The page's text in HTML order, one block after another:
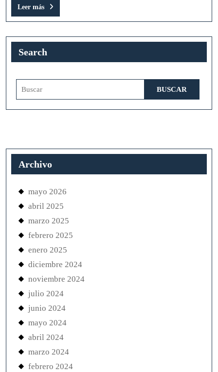
Leer más
más
Search
Archivo
mayo 2026
abril 2025
marzo 2025
febrero 2025
enero 2025
diciembre 2024
noviembre 2024
julio 2024
junio 2024
mayo 2024
abril 2024
marzo 2024
febrero 2024